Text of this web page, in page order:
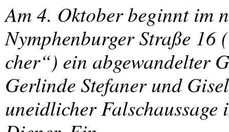
Am 4. Oktober beginnt im
Nymphenburger Straße 16
cher“) ein abgewandelter
Gerlinde Stefaner und
uneidlicher Falschaussage